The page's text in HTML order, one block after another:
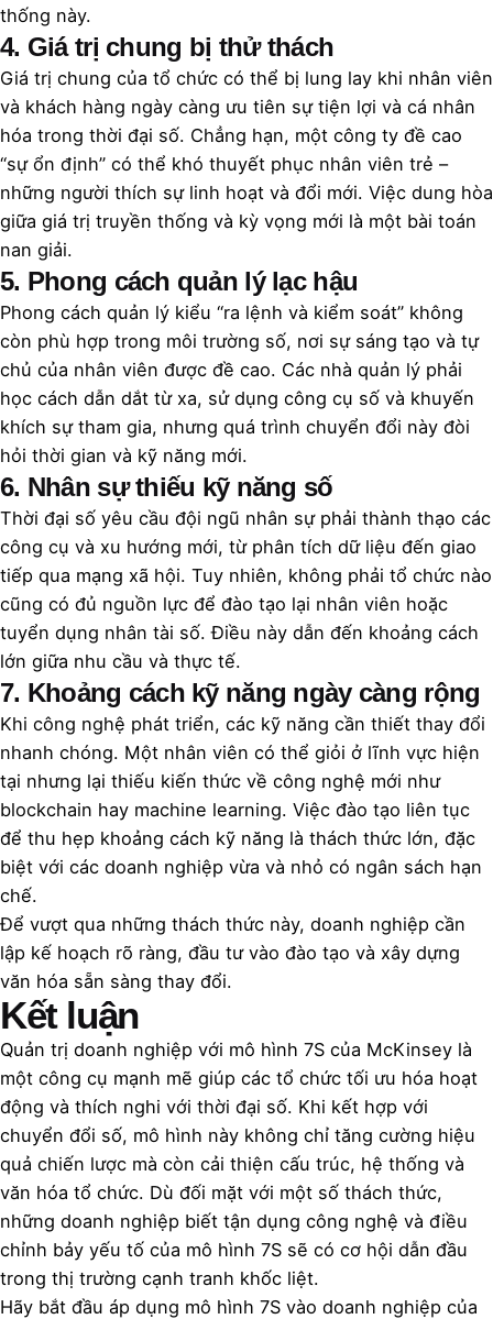
thống này.
4. Giá trị chung bị thử thách
Giá trị chung của tổ chức có thể bị lung lay khi nhân viên
và khách hàng ngày càng ưu tiên sự tiện lợi và cá nhân
hóa trong thời đại số. Chẳng hạn, một công ty đề cao
“sự ổn định” có thể khó thuyết phục nhân viên trẻ –
những người thích sự linh hoạt và đổi mới. Việc dung hòa
giữa giá trị truyền thống và kỳ vọng mới là một bài toán
nan giải.
5. Phong cách quản lý lạc hậu
Phong cách quản lý kiểu “ra lệnh và kiểm soát” không
còn phù hợp trong môi trường số, nơi sự sáng tạo và tự
chủ của nhân viên được đề cao. Các nhà quản lý phải
học cách dẫn dắt từ xa, sử dụng công cụ số và khuyến
khích sự tham gia, nhưng quá trình chuyển đổi này đòi
hỏi thời gian và kỹ năng mới.
6. Nhân sự thiếu kỹ năng số
Thời đại số yêu cầu đội ngũ nhân sự phải thành thạo các
công cụ và xu hướng mới, từ phân tích dữ liệu đến giao
tiếp qua mạng xã hội. Tuy nhiên, không phải tổ chức nào
cũng có đủ nguồn lực để đào tạo lại nhân viên hoặc
tuyển dụng nhân tài số. Điều này dẫn đến khoảng cách
lớn giữa nhu cầu và thực tế.
7. Khoảng cách kỹ năng ngày càng rộng
Khi công nghệ phát triển, các kỹ năng cần thiết thay đổi
nhanh chóng. Một nhân viên có thể giỏi ở lĩnh vực hiện
tại nhưng lại thiếu kiến thức về công nghệ mới như
blockchain hay machine learning. Việc đào tạo liên tục
để thu hẹp khoảng cách kỹ năng là thách thức lớn, đặc
biệt với các doanh nghiệp vừa và nhỏ có ngân sách hạn
chế.
Để vượt qua những thách thức này, doanh nghiệp cần
lập kế hoạch rõ ràng, đầu tư vào đào tạo và xây dựng
văn hóa sẵn sàng thay đổi.
Kết luận
Quản trị doanh nghiệp với mô hình 7S của McKinsey là
một công cụ mạnh mẽ giúp các tổ chức tối ưu hóa hoạt
động và thích nghi với thời đại số. Khi kết hợp với
chuyển đổi số, mô hình này không chỉ tăng cường hiệu
quả chiến lược mà còn cải thiện cấu trúc, hệ thống và
văn hóa tổ chức. Dù đối mặt với một số thách thức,
những doanh nghiệp biết tận dụng công nghệ và điều
chỉnh bảy yếu tố của mô hình 7S sẽ có cơ hội dẫn đầu
trong thị trường cạnh tranh khốc liệt.
Hãy bắt đầu áp dụng mô hình 7S vào doanh nghiệp của